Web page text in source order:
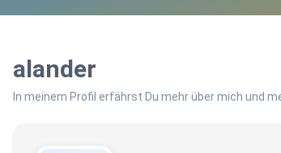
alander
In meinem Profil erfährst Du mehr über mich und